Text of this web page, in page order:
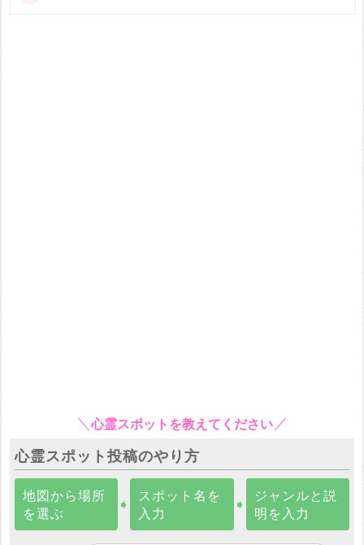
心霊スポットを教えてください
心霊スポット投稿のやり方
地図から場所
を選ぶ
➧
スポット名を
入力
➧
ジャンルと説
明を入力